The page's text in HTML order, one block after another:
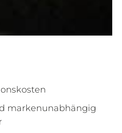
markenunabhängig